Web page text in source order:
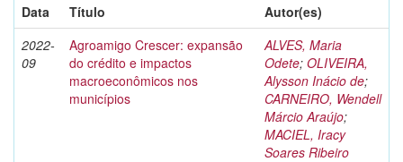
Data
Título
Autor(es)
2022-
09
Agroamigo Crescer: expansão
do crédito e impactos
macroeconômicos nos
municípios
ALVES, Maria
Odete; OLIVEIRA,
Alysson Inácio de;
CARNEIRO, Wendell
Márcio Araújo;
MACIEL, Iracy
Soares Ribeiro